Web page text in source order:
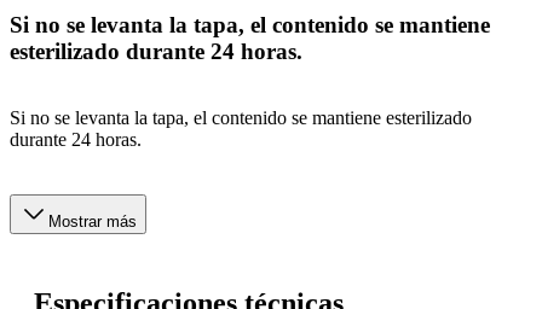
Si no se levanta la tapa, el contenido se mantiene
esterilizado durante 24 horas.
Si no se levanta la tapa, el contenido se mantiene esterilizado
durante 24 horas.
Mostrar más
Especificaciones técnicas